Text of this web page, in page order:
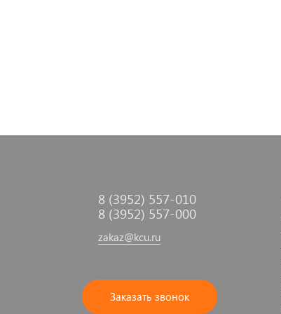
8 (3952) 557-010
8 (3952) 557-000
zakaz@kcu.ru
Заказать звонок